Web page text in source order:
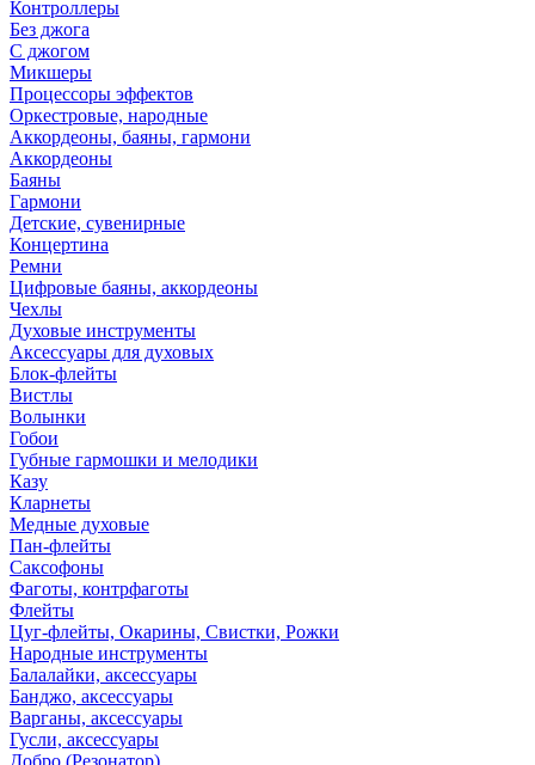
Контроллеры
Без джога
С джогом
Микшеры
Процессоры эффектов
Оркестровые, народные
Аккордеоны, баяны, гармони
Аккордеоны
Баяны
Гармони
Детские, сувенирные
Концертина
Ремни
Цифровые баяны, аккордеоны
Чехлы
Духовые инструменты
Аксессуары для духовых
Блок-флейты
Вистлы
Волынки
Гобои
Губные гармошки и мелодики
Казу
Кларнеты
Медные духовые
Пан-флейты
Саксофоны
Фаготы, контрфаготы
Флейты
Цуг-флейты, Окарины, Свистки, Рожки
Народные инструменты
Балалайки, аксессуары
Банджо, аксессуары
Варганы, аксессуары
Гусли, аксессуары
Добро (Резонатор)